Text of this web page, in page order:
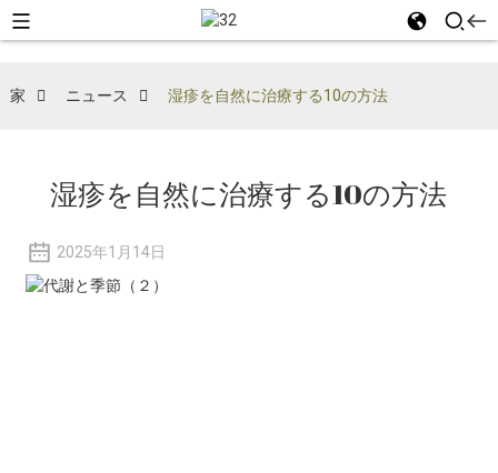
家 ニュース 湿疹を自然に治療する10の方法
湿疹を自然に治療する10の方法
2025年1月14日